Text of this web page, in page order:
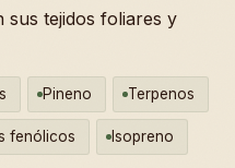
sus tejidos foliares y
Pineno Terpenos
fenólicos Isopreno